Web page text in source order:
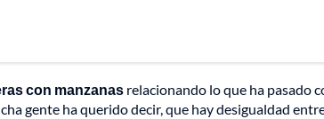
con manzanas relacionando lo que ha pasado
gente ha querido decir, que hay desigualdad